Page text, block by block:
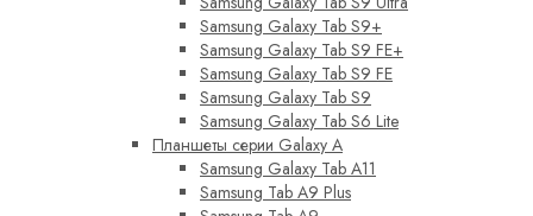
Samsung Galaxy Tab S9+
Samsung Galaxy Tab S9 FE+
Samsung Galaxy Tab S9 FE
Samsung Galaxy Tab S9
Samsung Galaxy Tab S6 Lite
Планшеты серии Galaxy A
Samsung Galaxy Tab A11
Samsung Tab A9 Plus